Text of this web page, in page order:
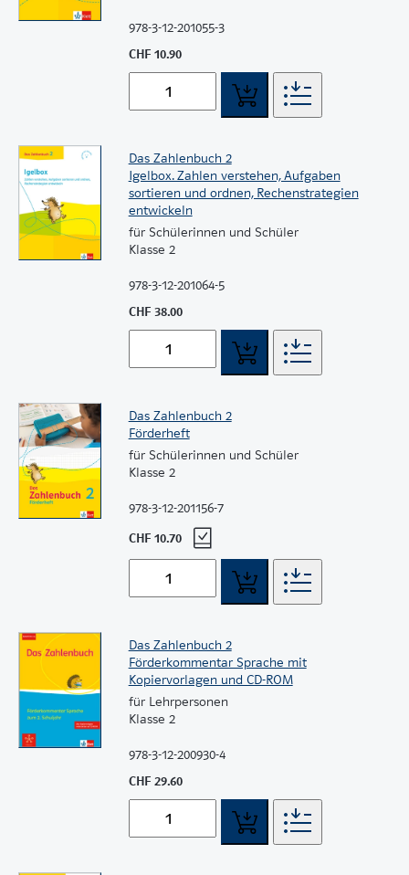
978-3-12-201055-3
CHF 10.90
Das Zahlenbuch 2
Igelbox. Zahlen verstehen, Aufgaben
sortieren und ordnen, Rechenstrategien
entwickeln
für Schülerinnen und Schüler
Klasse 2
978-3-12-201064-5
CHF 38.00
Das Zahlenbuch 2
Förderheft
für Schülerinnen und Schüler
Klasse 2
978-3-12-201156-7
CHF 10.70
Das Zahlenbuch 2
Förderkommentar Sprache mit
Kopiervorlagen und CD-ROM
für Lehrpersonen
Klasse 2
978-3-12-200930-4
CHF 29.60